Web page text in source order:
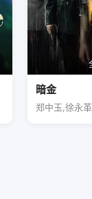
暗金
郑中玉,徐永